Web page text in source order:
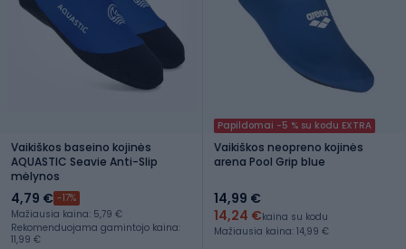
Vaikiškos baseino kojinės
AQUASTIC Seavie Anti-Slip
mėlynos
4,79 € -17%
Mažiausia kaina: 5,79 €
Rekomenduojama gamintojo kaina:
11,99 €
Papildomai -5 % su kodu EXTRA
Vaikiškos neopreno kojinės
arena Pool Grip blue
14,99 €
14,24 €kaina su kodu
Mažiausia kaina: 14,99 €